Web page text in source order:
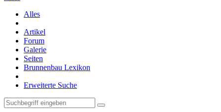
Alles
Artikel
Forum
Galerie
Seiten
Brunnenbau Lexikon
Erweiterte Suche